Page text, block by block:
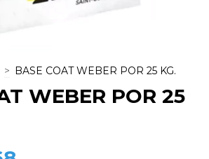
> BASE COAT WEBER POR 25 KG.
WEBER POR 25